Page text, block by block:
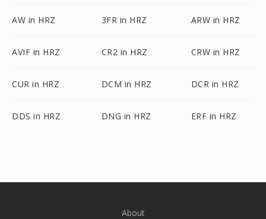
AW in HRZ 3FR in HRZ ARW in HRZ
AVIF in HRZ CR2 in HRZ CRW in HRZ
CUR in HRZ DCM in HRZ DCR in HRZ
DDS in HRZ DNG in HRZ ERF in HRZ
About